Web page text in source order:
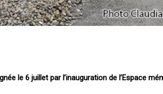
le 6 juillet par l’inauguration de l’Espace